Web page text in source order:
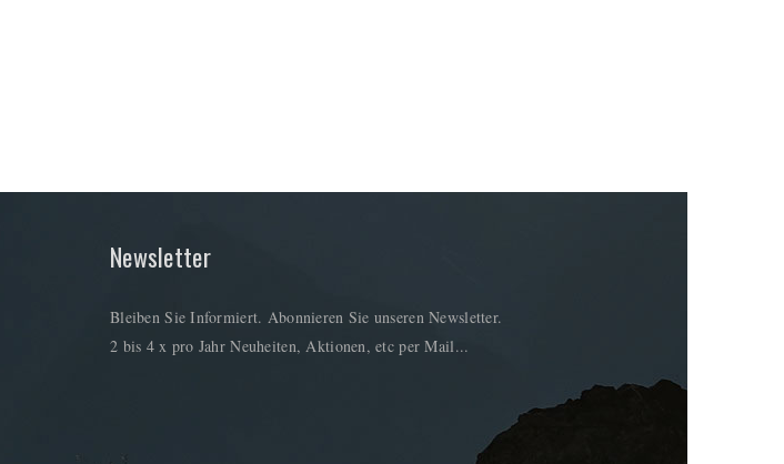
Newsletter
Bleiben Sie Informiert. Abonnieren Sie unseren Newsletter.
2 bis 4 x pro Jahr Neuheiten, Aktionen, etc per Mail...